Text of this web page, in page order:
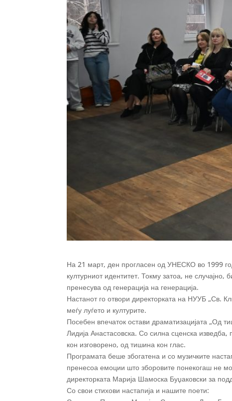
На 21 март, ден прогласен од УНЕСКО во 1999
културниот идентитет. Токму затоа, не
пренесува од генерација на генерација.
Настанот го отвори директорката на НУУБ „Св.
меѓу луѓето и културите.
Посебен впечаток остави драматизацијата „Од
Лидија Анастасовска. Со силна сценска
кон изговорено, од тишина кон глас.
Програмата беше збогатена и со музичките
пренесоа емоции што зборовите понекогаш не
директорката Марија Шамоска Буџаковски за
Со свои стихови настапија и нашите поети: